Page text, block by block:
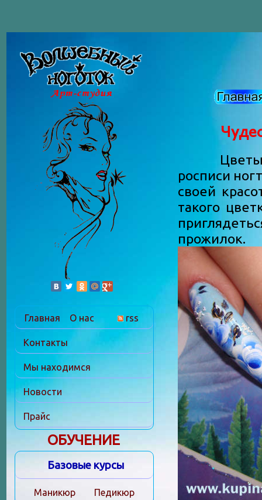
Цветы,
росписи
своей
такого
прожилок.
Главная О нас rss
Контакты
Мы находимся
Новости
Прайс
ОБУЧЕНИЕ
Базовые курсы
Маникюр Педикюр